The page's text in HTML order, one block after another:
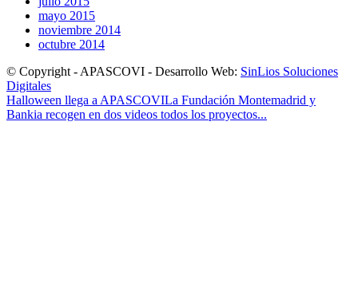
mayo 2015
noviembre 2014
octubre 2014
© Copyright - APASCOVI - Desarrollo Web: SinLios Soluciones
Digitales
Halloween llega a APASCOVILa Fundación Montemadrid y
Bankia recogen en dos videos todos los proyectos...